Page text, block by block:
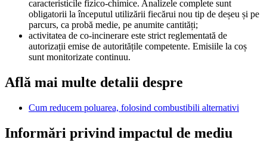
caracteristicile fizico-chimice. Analizele complete sunt
obligatorii la începutul utilizării fiecărui nou tip de deșeu și pe
parcurs, ca probă medie, pe anumite cantități;
activitatea de co-incinerare este strict reglementată de
autorizații emise de autoritățile competente. Emisiile la coș
sunt monitorizate continuu.
Află mai multe detalii despre
Cum reducem poluarea, folosind combustibili alternativi
Informări privind impactul de mediu